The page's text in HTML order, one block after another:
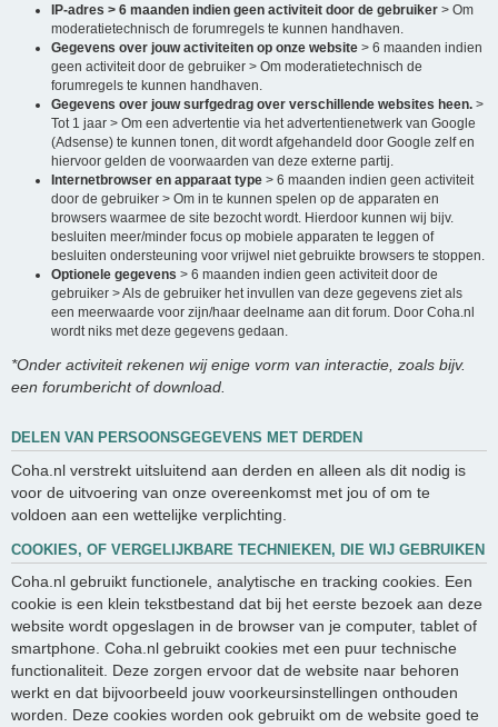
IP-adres > 6 maanden indien geen activiteit door de gebruiker > Om
moderatietechnisch de forumregels te kunnen handhaven.
Gegevens over jouw activiteiten op onze website > 6 maanden indien
geen activiteit door de gebruiker > Om moderatietechnisch de
forumregels te kunnen handhaven.
Gegevens over jouw surfgedrag over verschillende websites heen. >
Tot 1 jaar > Om een advertentie via het advertentienetwerk van Google
(Adsense) te kunnen tonen, dit wordt afgehandeld door Google zelf en
hiervoor gelden de voorwaarden van deze externe partij.
Internetbrowser en apparaat type > 6 maanden indien geen activiteit
door de gebruiker > Om in te kunnen spelen op de apparaten en
browsers waarmee de site bezocht wordt. Hierdoor kunnen wij bijv.
besluiten meer/minder focus op mobiele apparaten te leggen of
besluiten ondersteuning voor vrijwel niet gebruikte browsers te stoppen.
Optionele gegevens > 6 maanden indien geen activiteit door de
gebruiker > Als de gebruiker het invullen van deze gegevens ziet als
een meerwaarde voor zijn/haar deelname aan dit forum. Door Coha.nl
wordt niks met deze gegevens gedaan.
*Onder activiteit rekenen wij enige vorm van interactie, zoals bijv.
een forumbericht of download.
DELEN VAN PERSOONSGEGEVENS MET DERDEN
Coha.nl verstrekt uitsluitend aan derden en alleen als dit nodig is
voor de uitvoering van onze overeenkomst met jou of om te
voldoen aan een wettelijke verplichting.
COOKIES, OF VERGELIJKBARE TECHNIEKEN, DIE WIJ GEBRUIKEN
Coha.nl gebruikt functionele, analytische en tracking cookies. Een
cookie is een klein tekstbestand dat bij het eerste bezoek aan deze
website wordt opgeslagen in de browser van je computer, tablet of
smartphone. Coha.nl gebruikt cookies met een puur technische
functionaliteit. Deze zorgen ervoor dat de website naar behoren
werkt en dat bijvoorbeeld jouw voorkeursinstellingen onthouden
worden. Deze cookies worden ook gebruikt om de website goed te